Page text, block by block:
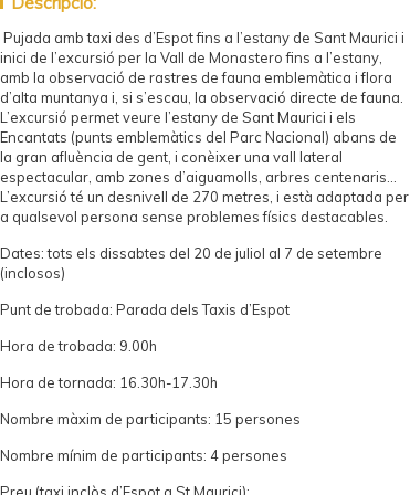
Pujada amb taxi des d’Espot fins a l’estany de Sant Maurici i
inici de l’excursió per la Vall de Monastero fins a l’estany,
amb la observació de rastres de fauna emblemàtica i flora
d’alta muntanya i, si s’escau, la observació directe de fauna.
L’excursió permet veure l’estany de Sant Maurici i els
Encantats (punts emblemàtics del Parc Nacional) abans de
la gran afluència de gent, i conèixer una vall lateral
espectacular, amb zones d’aiguamolls, arbres centenaris...
L’excursió té un desnivell de 270 metres, i està adaptada per
a qualsevol persona sense problemes físics destacables.
Dates: tots els dissabtes del 20 de juliol al 7 de setembre
(inclosos)
Punt de trobada: Parada dels Taxis d’Espot
Hora de trobada: 9.00h
Hora de tornada: 16.30h-17.30h
Nombre màxim de participants: 15 persones
Nombre mínim de participants: 4 persones